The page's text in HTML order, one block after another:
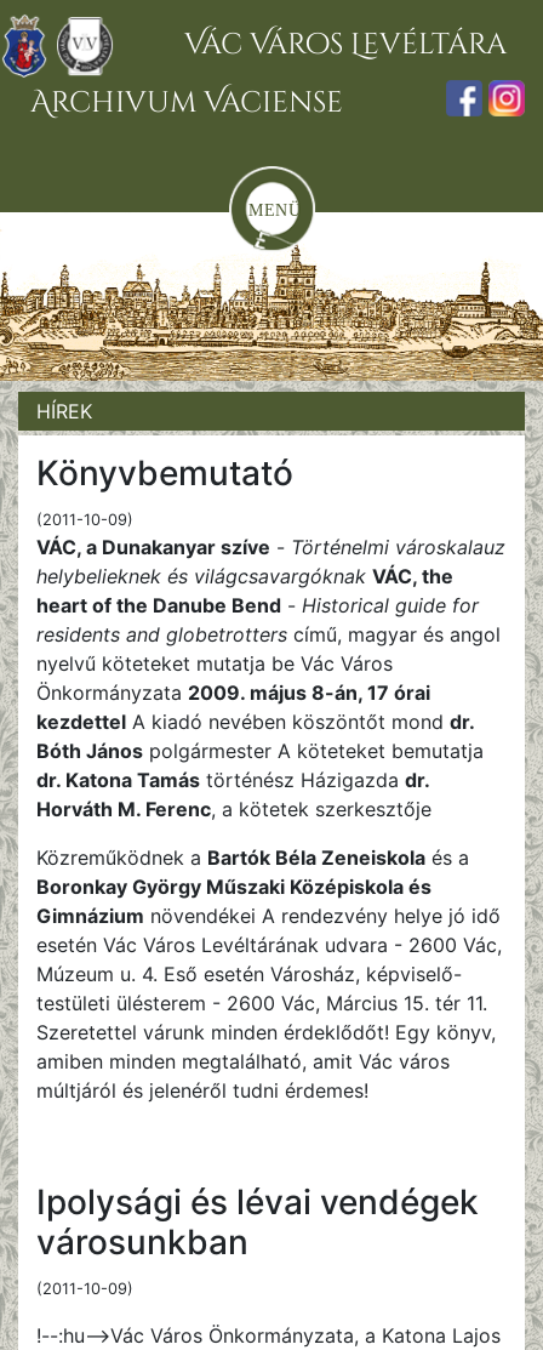
Vác Város Levéltára
Archivum Vaciense
HÍREK
Könyvbemutató
(2011-10-09)
VÁC, a Dunakanyar szíve - Történelmi városkalauz
helybelieknek és világcsavargóknak VÁC, the
heart of the Danube Bend - Historical guide for
residents and globetrotters című, magyar és angol
nyelvű köteteket mutatja be Vác Város
Önkormányzata 2009. május 8-án, 17 órai
kezdettel A kiadó nevében köszöntőt mond dr.
Bóth János polgármester A köteteket bemutatja
dr. Katona Tamás történész Házigazda dr.
Horváth M. Ferenc, a kötetek szerkesztője
Közreműködnek a Bartók Béla Zeneiskola és a
Boronkay György Műszaki Középiskola és
Gimnázium növendékei A rendezvény helye jó idő
esetén Vác Város Levéltárának udvara - 2600 Vác,
Múzeum u. 4. Eső esetén Városház, képviselő-
testületi ülésterem - 2600 Vác, Március 15. tér 11.
Szeretettel várunk minden érdeklődőt! Egy könyv,
amiben minden megtalálható, amit Vác város
múltjáról és jelenéről tudni érdemes!
Ipolysági és lévai vendégek
városunkban
(2011-10-09)
!--:hu-->Vác Város Önkormányzata, a Katona Lajos